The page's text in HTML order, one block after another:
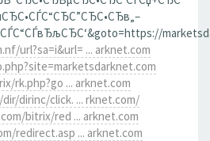
url?sa=i&url= ... arknet.com
rk.php?go ... arknet.com
dirinc/click. ... rknet.com/
bitrix/red ... arknet.com
redirect.asp ... arknet.com